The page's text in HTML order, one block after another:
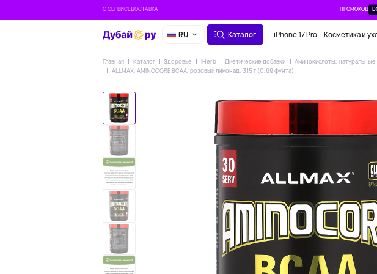
О СЕРВИСЕДОСТАВКА ПРОМОКОД
RU Каталог iPhone 17 Pro Косметика и
Главная Каталог Здоровье IHerb Диетические добавки Аминокислоты,
ALLMAX, AMINOCORE BCAA, розовый лимонад, 315 г (0,69 фунта)